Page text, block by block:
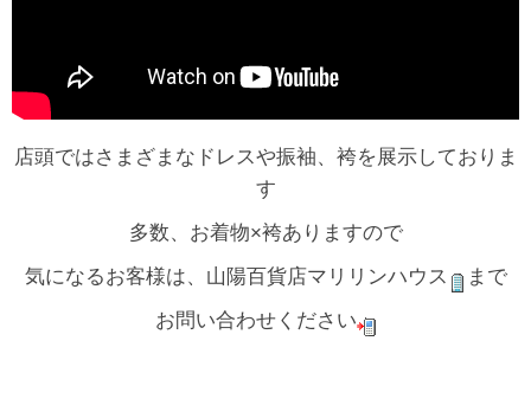
店頭ではさまざまなドレスや振袖、袴を展示しておりま
す
多数、お着物×袴ありますので
気になるお客様は、山陽百貨店マリリンハウス
まで
お問い合わせください